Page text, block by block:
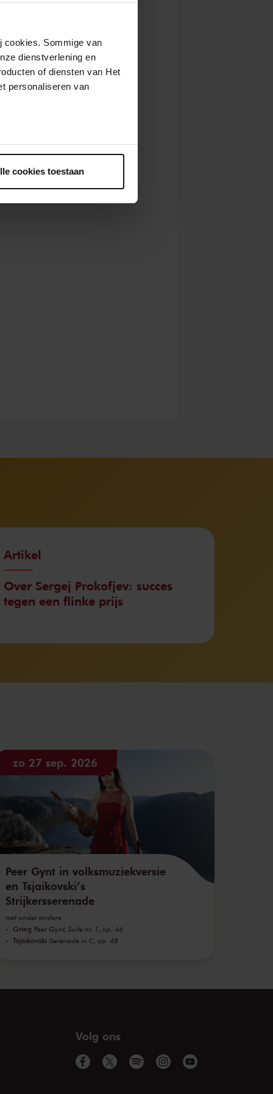
cookies. Sommige van
dienstverlening en
of diensten van Het
personaliseren van
cookies toestaan
Artikel
Over Sergej Prokofjev: succes
tegen een flinke prijs
zo 27 sep. 2026
Peer Gynt in volksmuziekversie
en Tsjaikovski’s
Strijkersserenade
met onder andere
Grieg Peer Gynt, Suite nr. 1, op. 46
Tsjaikovski Serenade in C, op. 48
Volg ons